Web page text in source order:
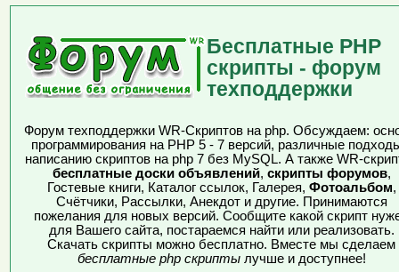
Бесплатные PHP
скрипты - форум
техподдержки
Форум техподдержки WR-Скриптов на php. Обсуждаем:
программирования на PHP 5 - 7 версий, различные
написанию скриптов на php 7 без MySQL. А также WR-
бесплатные доски объявлений, скрипты форумов,
Гостевые книги, Каталог ссылок, Галерея, Фотоальбом,
Счётчики, Рассылки, Анекдот и другие. Принимаются
пожелания для новых версий. Сообщите какой скрипт
для Вашего сайта, постараемся найти или реализовать.
Скачать скрипты можно бесплатно. Вместе мы сделаем
бесплатные php скриптылучше и доступнее!